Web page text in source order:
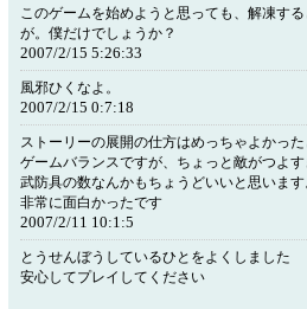
このゲームを始めようと思っても、解凍す
が。僕だけでしょうか？
2007/2/15 5:26:33
風邪ひくなよ。
2007/2/15 0:7:18
ストーリーの展開の仕方はめっちゃよかった
ゲームバランスですが、ちょっと敵がつよす
武防具の数なんかもちょうどいいと思います
非常に面白かったです
2007/2/11 10:1:5
とうせんぼうしているひとをよくしました
安心してプレイしてください